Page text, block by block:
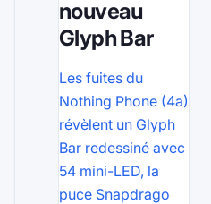
nouveau
Glyph Bar
Les fuites du
Nothing Phone (4a)
révèlent un Glyph
Bar redessiné avec
54 mini-LED, la
puce Snapdrago